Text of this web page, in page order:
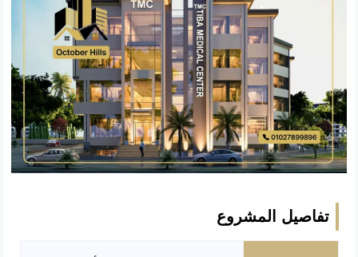
تفاصيل المشروع